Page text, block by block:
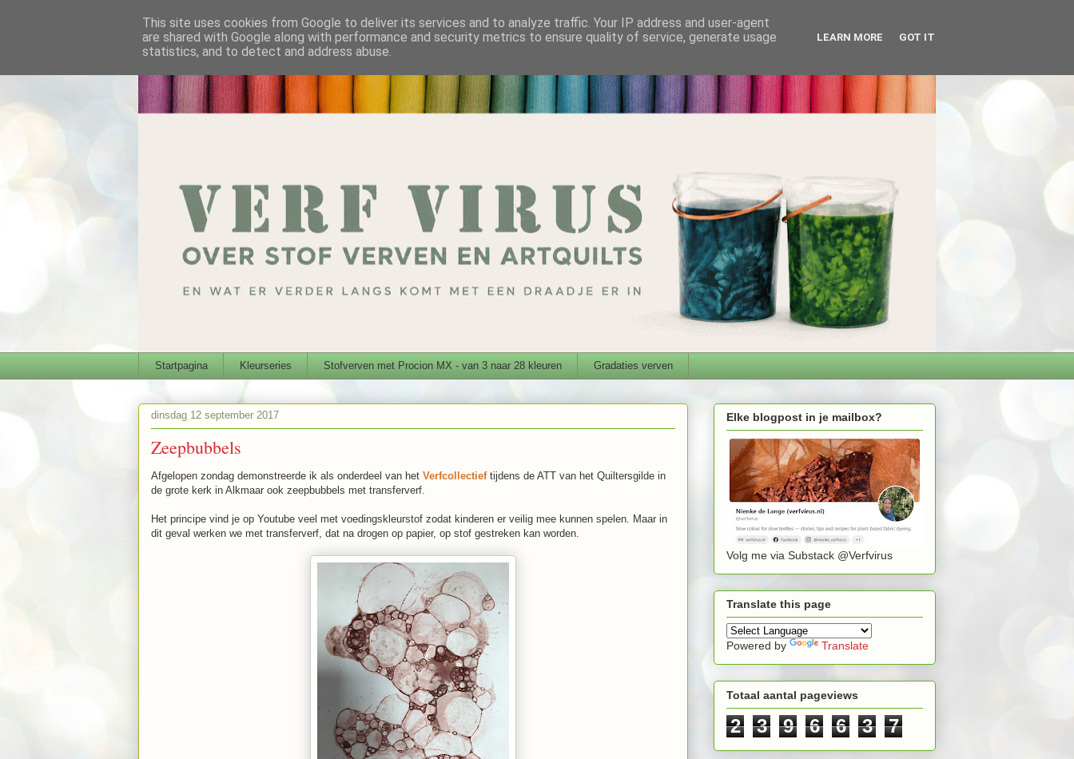
Startpagina Kleurseries Stofverven met Procion MX - van 3 naar 28 kleuren Gradaties verven
dinsdag 12 september 2017
Zeepbubbels
Afgelopen zondag demonstreerde ik als onderdeel van het Verfcollectief tijdens de ATT van het Quiltersgilde in
de grote kerk in Alkmaar ook zeepbubbels met transferverf.
Het principe vind je op Youtube veel met voedingskleurstof zodat kinderen er veilig mee kunnen spelen. Maar in
dit geval werken we met transferverf, dat na drogen op papier, op stof gestreken kan worden.
Elke blogpost in je mailbox?
Volg me via Substack @Verfvirus
Translate this page
Powered by Translate
Totaal aantal pageviews
2 3 9 6 6 3 7
This site uses cookies from Google to deliver its services and to analyze traffic. Your IP address and user-agent
are shared with Google along with performance and security metrics to ensure quality of service, generate usage
statistics, and to detect and address abuse.
LEARN MORE GOT IT